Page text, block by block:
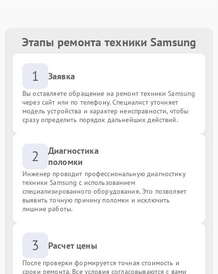
Этапы ремонта техники Samsung
1 Заявка
Вы оставляете обращение на ремонт техники Samsung
через сайт или по телефону. Специалист уточняет
модель устройства и характер неисправности, чтобы
сразу определить порядок дальнейших действий.
2
Диагностика
поломки
Инженер проводит профессиональную диагностику
техники Samsung с использованием
специализированного оборудования. Это позволяет
выявить точную причину поломки и исключить
лишние работы.
3 Расчет цены
После проверки формируется точная стоимость и
сроки ремонта. Все условия согласовываются с вами